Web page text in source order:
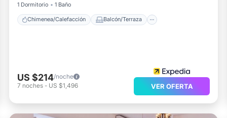
1 Dormitorio
1 Baño
Chimenea/Calefacción Balcón/Terraza
US $214/noche
7 noches - US $1,496 VER OFERTA